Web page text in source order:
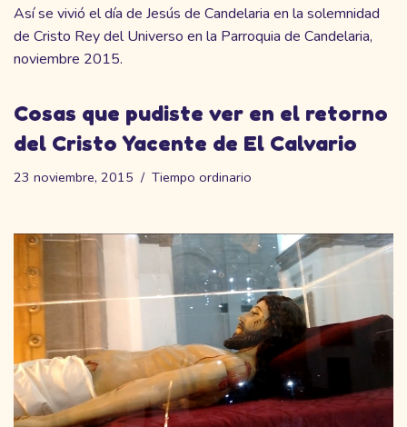
Así se vivió el día de Jesús de Candelaria en la solemnidad
de Cristo Rey del Universo en la Parroquia de Candelaria,
noviembre 2015.
Cosas que pudiste ver en el retorno
del Cristo Yacente de El Calvario
23 noviembre, 2015 Tiempo ordinario